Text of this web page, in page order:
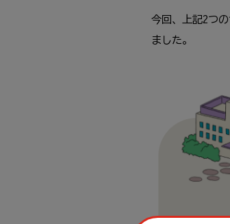
今回、上記2つ
ました。